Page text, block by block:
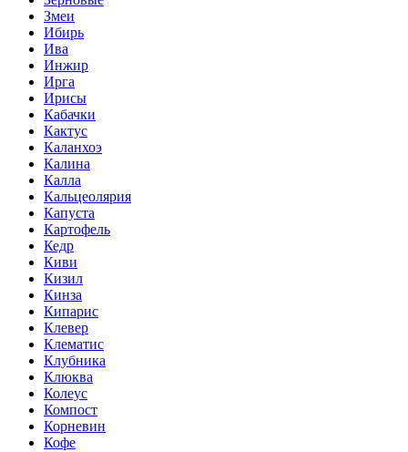
Змеи
Ибирь
Ива
Инжир
Ирга
Ирисы
Кабачки
Кактус
Каланхоэ
Калина
Калла
Кальцеолярия
Капуста
Картофель
Кедр
Киви
Кизил
Кинза
Кипарис
Клевер
Клематис
Клубника
Клюква
Колеус
Компост
Корневин
Кофе